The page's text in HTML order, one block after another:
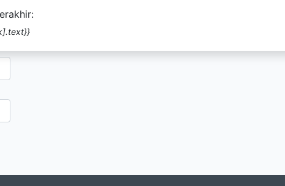
diberikan oleh administrator sistem perpustakaan. Jika
memiliki kata sandi, hubungi staf perpustakaan.